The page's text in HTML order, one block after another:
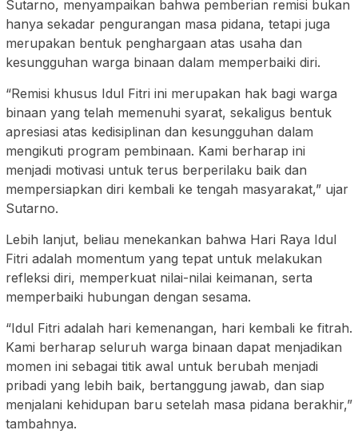
Sutarno, menyampaikan bahwa pemberian remisi bukan
hanya sekadar pengurangan masa pidana, tetapi juga
merupakan bentuk penghargaan atas usaha dan
kesungguhan warga binaan dalam memperbaiki diri.
“Remisi khusus Idul Fitri ini merupakan hak bagi warga
binaan yang telah memenuhi syarat, sekaligus bentuk
apresiasi atas kedisiplinan dan kesungguhan dalam
mengikuti program pembinaan. Kami berharap ini
menjadi motivasi untuk terus berperilaku baik dan
mempersiapkan diri kembali ke tengah masyarakat,” ujar
Sutarno.
Lebih lanjut, beliau menekankan bahwa Hari Raya Idul
Fitri adalah momentum yang tepat untuk melakukan
refleksi diri, memperkuat nilai-nilai keimanan, serta
memperbaiki hubungan dengan sesama.
“Idul Fitri adalah hari kemenangan, hari kembali ke fitrah.
Kami berharap seluruh warga binaan dapat menjadikan
momen ini sebagai titik awal untuk berubah menjadi
pribadi yang lebih baik, bertanggung jawab, dan siap
menjalani kehidupan baru setelah masa pidana berakhir,”
tambahnya.